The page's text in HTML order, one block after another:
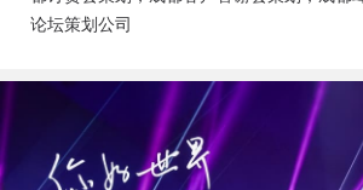
论坛策划公司